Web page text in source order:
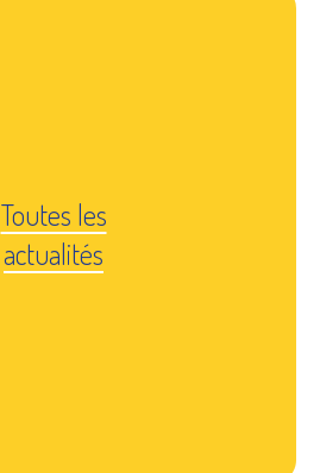
Toutes les
actualités